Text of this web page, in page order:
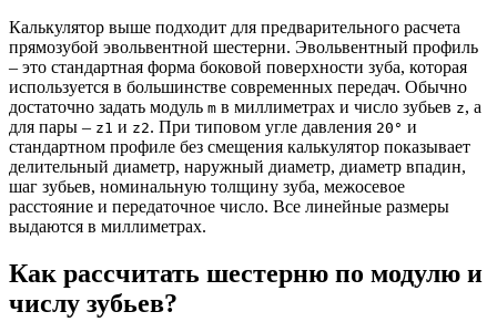
Калькулятор выше подходит для предварительного расчета
прямозубой эвольвентной шестерни. Эвольвентный профиль
– это стандартная форма боковой поверхности зуба, которая
используется в большинстве современных передач. Обычно
достаточно задать модуль m в миллиметрах и число зубьев z, а
для пары – z1 и z2. При типовом угле давления 20° и
стандартном профиле без смещения калькулятор показывает
делительный диаметр, наружный диаметр, диаметр впадин,
шаг зубьев, номинальную толщину зуба, межосевое
расстояние и передаточное число. Все линейные размеры
выдаются в миллиметрах.
Как рассчитать шестерню по модулю и
числу зубьев?